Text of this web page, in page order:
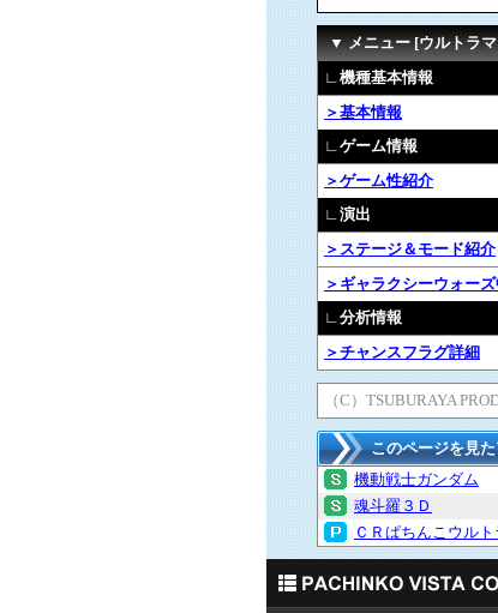
▼ メニュー [ウルトラ
∟機種基本情報
＞基本情報
∟ゲーム情報
＞ゲーム性紹介
∟演出
＞ステージ＆モード紹介
＞ギャラクシーウォー
∟分析情報
＞チャンスフラグ詳細
（C）TSUBURAYA
このページを見
機動戦士ガンダム
魂斗羅３Ｄ
ＣＲぱちんこウル